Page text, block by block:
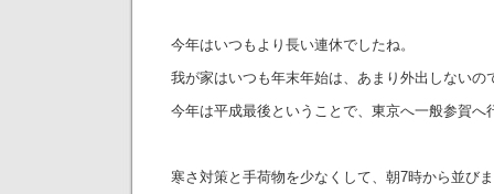
今年はいつもより長い連休でしたね。
我が家はいつも年末年始は、あまり外出しないの
今年は平成最後ということで、東京へ一般参賀へ
寒さ対策と手荷物を少なくして、朝7時から並び